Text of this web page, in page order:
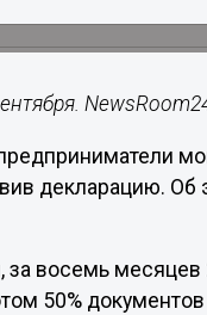
декларацию.
за восемь
50%